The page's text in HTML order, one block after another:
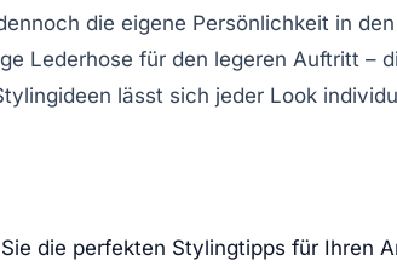
die eigene Persönlichkeit in
Lederhose für den legeren Auftritt
lässt sich jeder Look
die perfekten Stylingtipps für Ihren